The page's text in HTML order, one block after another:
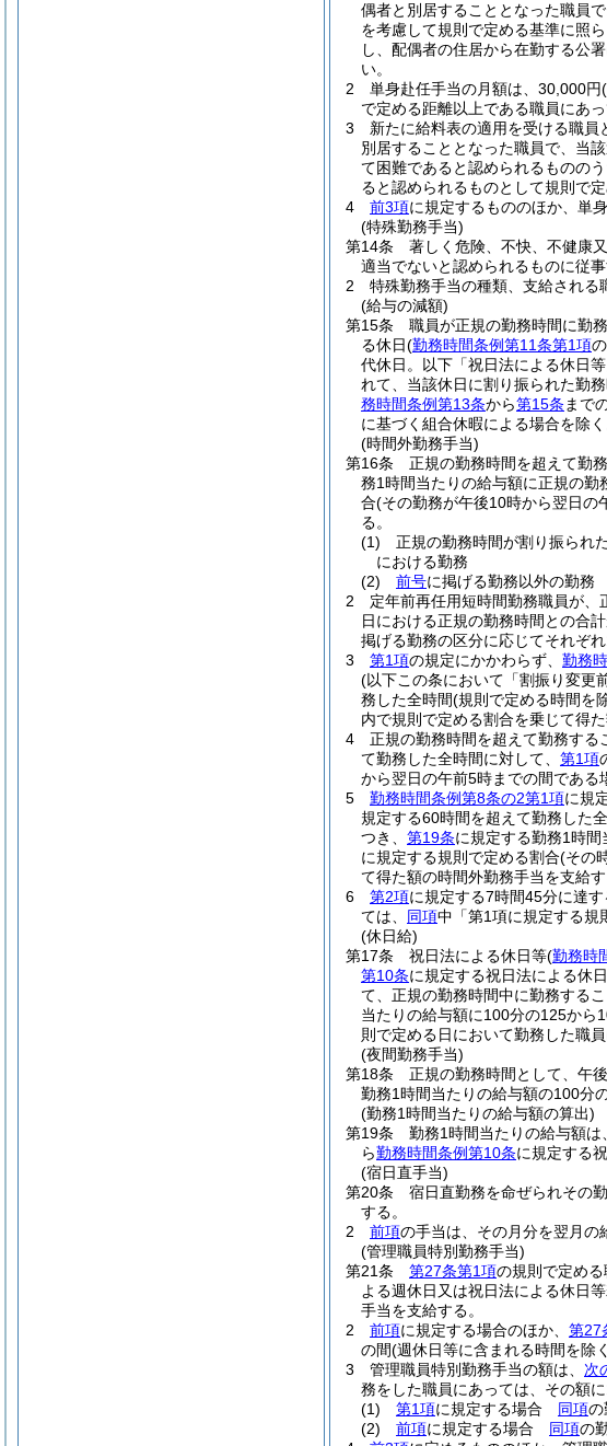
偶者と別居することとなった職員
を考慮して規則で定める基準に照
し、配偶者の住居から在勤する公
い。
2
単身赴任手当の月額は、30,000円
で定める距離以上である職員にあ
3
新たに給料表の適用を受ける職
別居することとなった職員で、当
て困難であると認められるものの
ると認められるものとして規則で定
4
前3項に規定するもののほか、単
(特殊勤務手当)
第14条
著しく危険、不快、不健康
適当でないと認められるものに従
2
特殊勤務手当の種類、支給される
(給与の減額)
第15条
職員が正規の勤務時間に勤
る休日(勤務時間条例第11条第1項
代休日。以下「祝日法による休日
れて、当該休日に割り振られた勤
務時間条例第13条から第15条 まで
に基づく組合休暇による場合を除
(時間外勤務手当)
第16条
正規の勤務時間を超えて勤
務1時間当たりの給与額に正規の
合(その勤務が午後10時から翌日の
る。
(1)
正規の勤務時間が割り振られ
における勤務
(2)
前号に掲げる勤務以外の勤務
2
定年前再任用短時間勤務職員が
日における正規の勤務時間との合
掲げる勤務の区分に応じてそれぞ
3
第1項の規定にかかわらず、 勤務
(以下この条において「割振り変更
務した全時間(規則で定める時間を
内で規則で定める割合を乗じて得
4
正規の勤務時間を超えて勤務する
て勤務した全時間に対して、 第1項
から翌日の午前5時までの間である
5
勤務時間条例第8条の2第1項に規
規定する60時間を超えて勤務した
つき、 第19条に規定する勤務1時
に規定する規則で定める割合(その
て得た額の時間外勤務手当を支給す
6
第2項に規定する7時間45分に達
ては、 同項中「第1項に規定する規
(休日給)
第17条
祝日法による休日等(勤務時
第10条に規定する祝日法による休
て、正規の勤務時間中に勤務する
当たりの給与額に100分の125から
則で定める日において勤務した職
(夜間勤務手当)
第18条
正規の勤務時間として、午
勤務1時間当たりの給与額の100分
(勤務1時間当たりの給与額の算出)
第19条
勤務1時間当たりの給与額
ら勤務時間条例第10条に規定する
(宿日直手当)
第20条
宿日直勤務を命ぜられその
する。
2
前項の手当は、その月分を翌月の
(管理職員特別勤務手当)
第21条
第27条第1項の規則で定め
よる週休日又は祝日法による休日
手当を支給する。
2
前項に規定する場合のほか、 第27
の間(週休日等に含まれる時間を除
3
管理職員特別勤務手当の額は、 次
務をした職員にあっては、その額
(1)
第1項に規定する場合 同項の
(2)
前項に規定する場合 同項の